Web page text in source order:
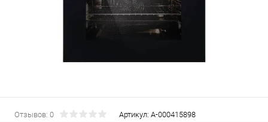
Отзывов: 0 Артикул: А-000415898